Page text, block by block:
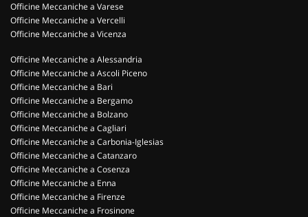
Officine Meccaniche a Varese
Officine Meccaniche a Vercelli
Officine Meccaniche a Vicenza
Officine Meccaniche a Alessandria
Officine Meccaniche a Ascoli Piceno
Officine Meccaniche a Bari
Officine Meccaniche a Bergamo
Officine Meccaniche a Bolzano
Officine Meccaniche a Cagliari
Officine Meccaniche a Carbonia-Iglesias
Officine Meccaniche a Catanzaro
Officine Meccaniche a Cosenza
Officine Meccaniche a Enna
Officine Meccaniche a Firenze
Officine Meccaniche a Frosinone